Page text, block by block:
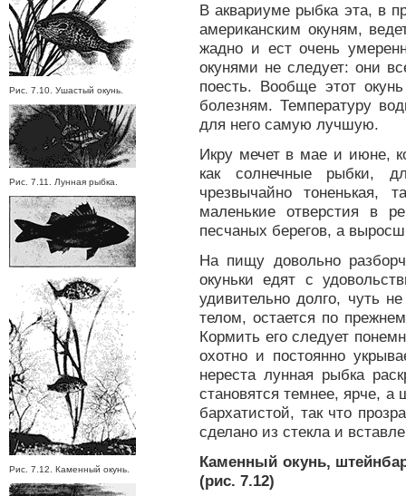
В аквариуме рыбка эта, в
американским окуням,
жадно и ест очень
окунями не следует: они
поесть. Вообще этот
болезням. Температуру
для него самую лучшую.
Икру мечет в мае и июне,
как солнечные рыбки,
чрезвычайно тоненькая,
маленькие отверстия в
песчаных берегов, а
На пищу довольно
окуньки едят с
удивительно долго, чуть
телом, остается по
Кормить его следует
охотно и постоянно
нереста лунная рыбка
становятся темнее, ярче, а
бархатистой, так что
сделано из стекла и
Каменный окунь,
(рис. 7.12)
Рис. 7.10. Ушастый окунь.
Рис. 7.11. Лунная рыбка.
Рис. 7.12. Каменный окунь.